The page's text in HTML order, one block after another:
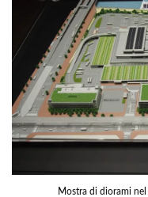
Mostra di diorami